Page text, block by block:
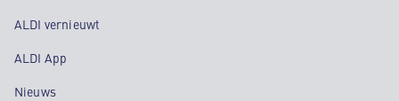
ALDI vernieuwt
ALDI App
Nieuws